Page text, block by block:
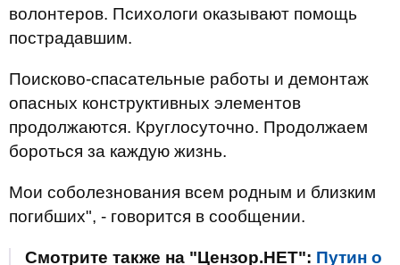
волонтеров. Психологи оказывают помощь
пострадавшим.
Поисково-спасательные работы и демонтаж
опасных конструктивных элементов
продолжаются. Круглосуточно. Продолжаем
бороться за каждую жизнь.
Мои соболезнования всем родным и близким
погибших", - говорится в сообщении.
Смотрите также на "Цензор.НЕТ": Путин о